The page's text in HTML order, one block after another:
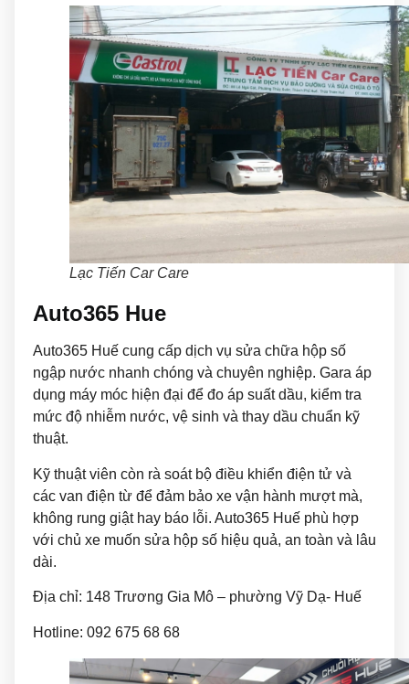
Lạc Tiến Car Care
Auto365 Hue
Auto365 Huế cung cấp dịch vụ sửa chữa hộp số
ngập nước nhanh chóng và chuyên nghiệp. Gara áp
dụng máy móc hiện đại để đo áp suất dầu, kiểm tra
mức độ nhiễm nước, vệ sinh và thay dầu chuẩn kỹ
thuật.
Kỹ thuật viên còn rà soát bộ điều khiển điện tử và
các van điện từ để đảm bảo xe vận hành mượt mà,
không rung giật hay báo lỗi. Auto365 Huế phù hợp
với chủ xe muốn sửa hộp số hiệu quả, an toàn và lâu
dài.
Địa chỉ: 148 Trương Gia Mô – phường Vỹ Dạ- Huế
Hotline: 092 675 68 68